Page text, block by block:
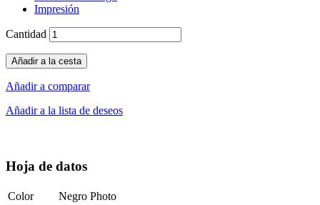
Impresión
Cantidad
Añadir a la cesta
Añadir a comparar
Añadir a la lista de deseos
Hoja de datos
Color
Negro Photo